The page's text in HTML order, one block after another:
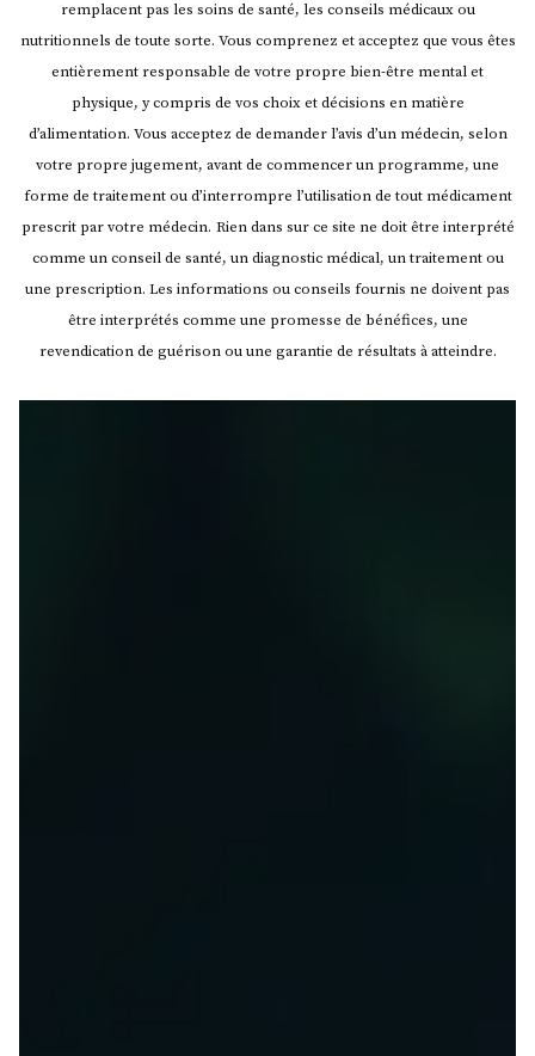
remplacent pas les soins de santé, les conseils médicaux ou
nutritionnels de toute sorte. Vous comprenez et acceptez que vous êtes
entièrement responsable de votre propre bien-être mental et
physique, y compris de vos choix et décisions en matière
d’alimentation. Vous acceptez de demander l’avis d’un médecin, selon
votre propre jugement, avant de commencer un programme, une
forme de traitement ou d’interrompre l’utilisation de tout médicament
prescrit par votre médecin. Rien dans sur ce site ne doit être interprété
comme un conseil de santé, un diagnostic médical, un traitement ou
une prescription. Les informations ou conseils fournis ne doivent pas
être interprétés comme une promesse de bénéfices, une
revendication de guérison ou une garantie de résultats à atteindre.